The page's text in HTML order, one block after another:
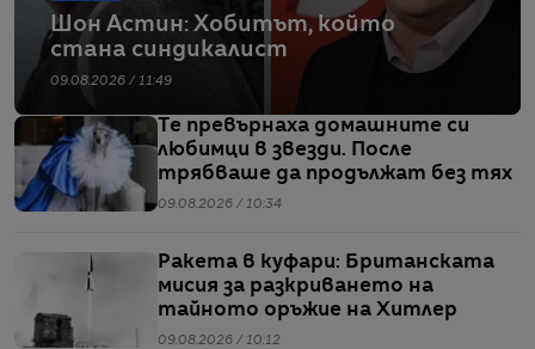
Шон Астин: Хобитът, който
стана синдикалист
09.08.2026 / 11:49
Те превърнаха домашните си
любимци в звезди. После
трябваше да продължат без тях
09.08.2026 / 10:34
Ракета в куфари: Британската
мисия за разкриването на
тайното оръжие на Хитлер
09.08.2026 / 10:12